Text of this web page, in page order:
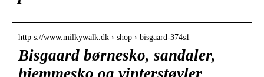
http s://www.milkywalk.dk › shop › bisgaard-374s1
Bisgaard børnesko, sandaler,